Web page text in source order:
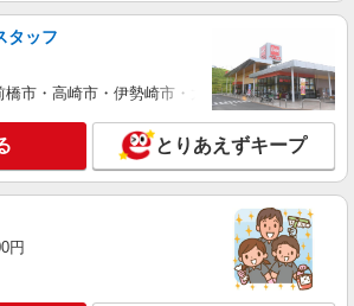
タッフ
橋市・高崎市・伊勢崎市・太田市・館林市・藤
とりあえずキープ
円